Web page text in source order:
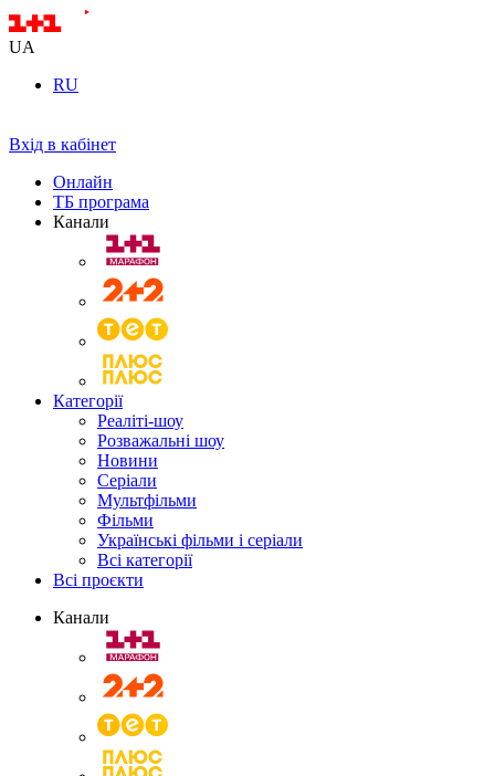
UA
RU
Вхід в кабінет
Онлайн
ТБ програма
Канали
Категорії
Реаліті-шоу
Розважальні шоу
Новини
Серіали
Мультфільми
Фільми
Українські фільми і серіали
Всі категорії
Всі проєкти
Канали